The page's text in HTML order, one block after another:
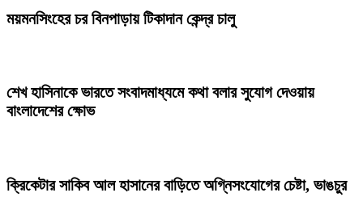
ময়মনসিংহের চর বিনপাড়ায় টিকাদান কেন্দ্র চালু
শেখ হাসিনাকে ভারতে সংবাদমাধ্যমে কথা বলার সুযোগ দেওয়ায়
বাংলাদেশের ক্ষোভ
ক্রিকেটার সাকিব আল হাসানের বাড়িতে অগ্নিসংযোগের চেষ্টা, ভাঙচুর